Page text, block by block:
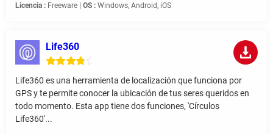
Licencia : Freeware | OS : Windows, Android, iOS
Life360
Life360 es una herramienta de localización que funciona por
GPS y te permite conocer la ubicación de tus seres queridos en
todo momento. Esta app tiene dos funciones, 'Círculos
Life360'...